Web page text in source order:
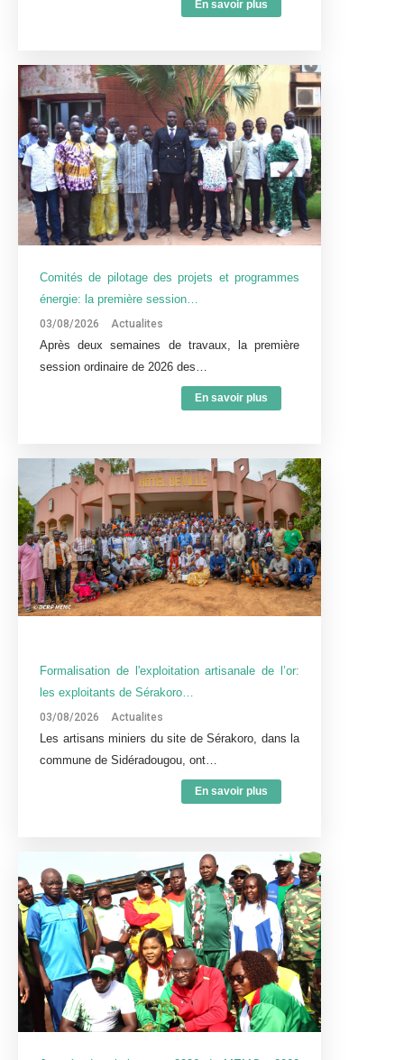
En savoir plus
Comités de pilotage des projets et programmes
énergie: la première session…
03/08/2026 Actualites
Après deux semaines de travaux, la première
session ordinaire de 2026 des…
En savoir plus
Formalisation de l'exploitation artisanale de l’or:
les exploitants de Sérakoro…
03/08/2026 Actualites
Les artisans miniers du site de Sérakoro, dans la
commune de Sidéradougou, ont…
En savoir plus